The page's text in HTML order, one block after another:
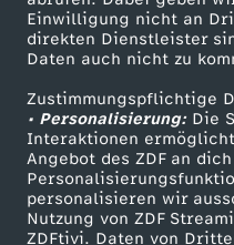
Einwilligung nicht an
direkten Dienstleister
Daten auch nicht zu
Zustimmungspflichtige
• Personalisierung:Die
Interaktionen
Angebot des ZDF an
personalisieren wir
Nutzung von ZDF
ZDFtivi. Daten von
d
:
S
o
Smart TV
ZDFtext
Livestreams
Sendungen A-Z
TV-Programm